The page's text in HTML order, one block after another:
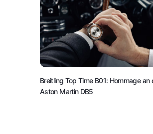
Breitling Top Time B01: Hommage an
Aston Martin DB5